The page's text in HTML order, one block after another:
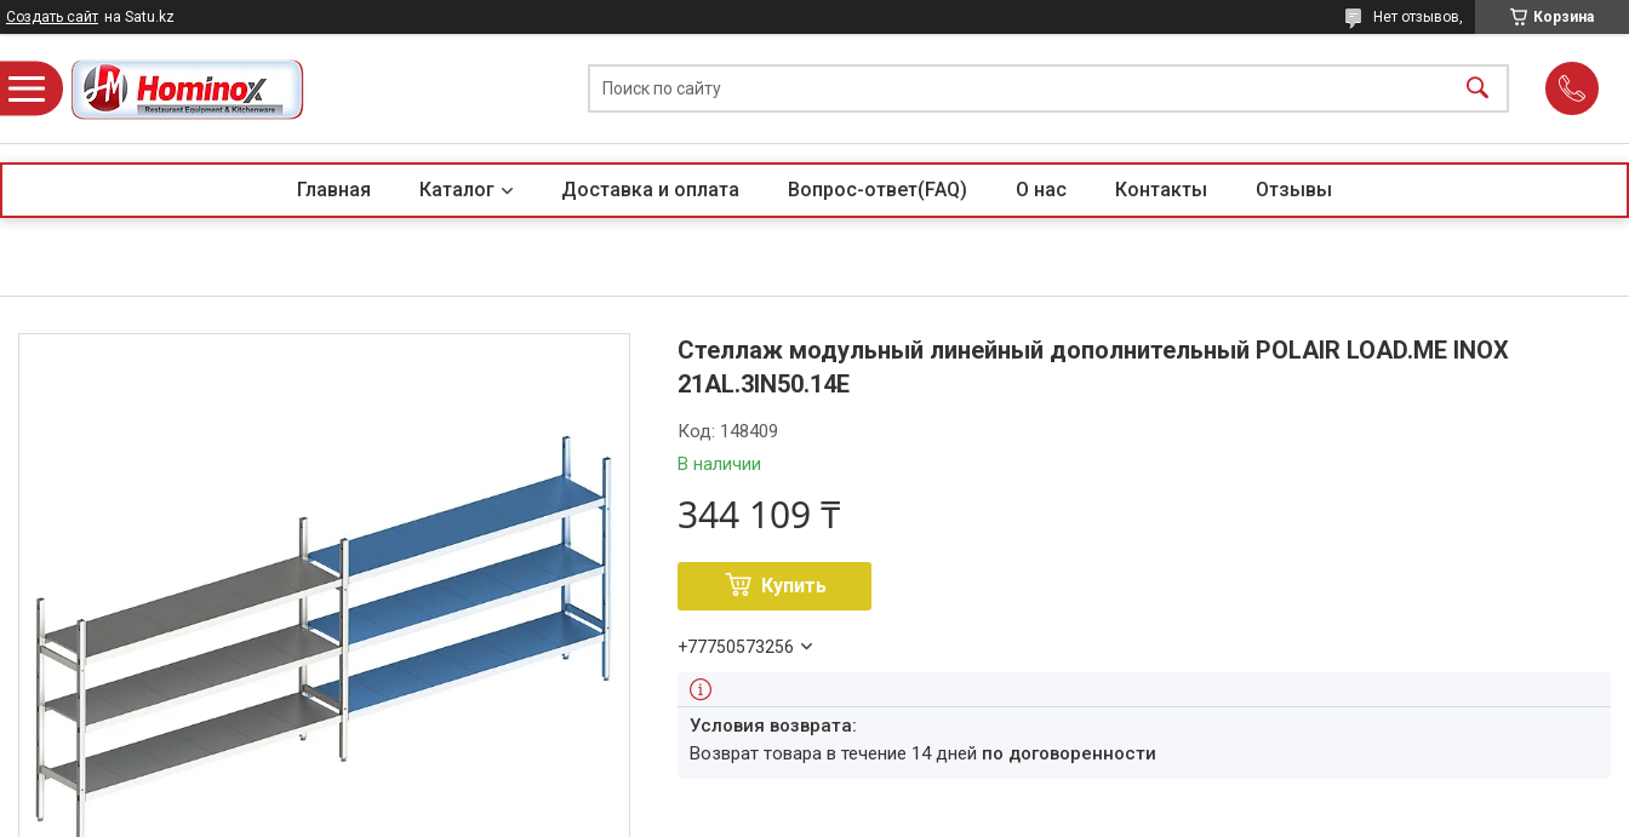
Создать сайт на Satu.kz Корзина
Нет отзывов,
Главная Каталог Доставка и оплата Вопрос-ответ(FAQ) О нас Контакты Отзывы
Стеллаж модульный линейный дополнительный POLAIR LOAD.ME INOX
21AL.3IN50.14Е
В наличии
Код: 148409
344 109 ₸
Купить
+77750573256
возврат товара в течение 14 дней по договоренности